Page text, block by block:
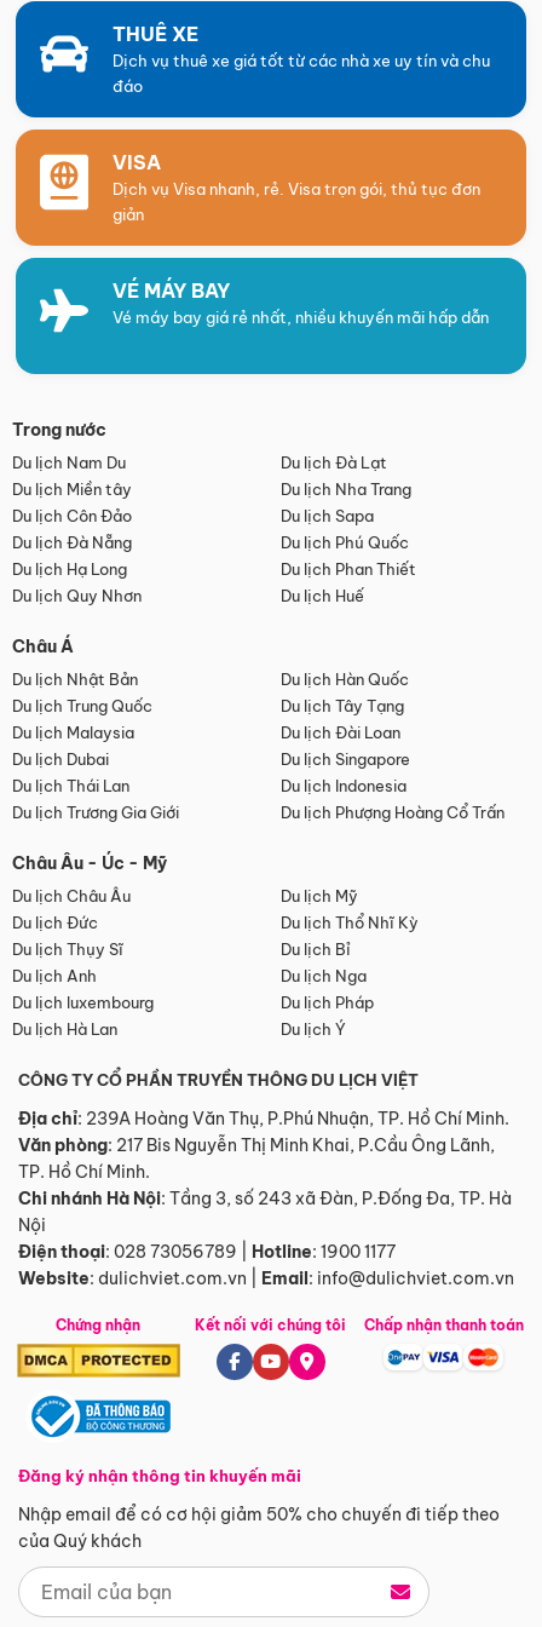
THUÊ XE
Dịch vụ thuê xe giá tốt từ các nhà xe uy tín và chu
đáo
VISA
Dịch vụ Visa nhanh, rẻ. Visa trọn gói, thủ tục đơn
giản
VÉ MÁY BAY
Vé máy bay giá rẻ nhất, nhiều khuyến mãi hấp dẫn
Trong nước
Du lịch Nam Du
Du lịch Đà Lạt
Du lịch Miền tây
Du lịch Nha Trang
Du lịch Côn Đảo
Du lịch Sapa
Du lịch Đà Nẵng
Du lịch Phú Quốc
Du lịch Hạ Long
Du lịch Phan Thiết
Du lịch Quy Nhơn
Du lịch Huế
Châu Á
Du lịch Nhật Bản
Du lịch Hàn Quốc
Du lịch Trung Quốc
Du lịch Tây Tạng
Du lịch Malaysia
Du lịch Đài Loan
Du lịch Dubai
Du lịch Singapore
Du lịch Thái Lan
Du lịch Indonesia
Du lịch Trương Gia Giới
Du lịch Phượng Hoàng Cổ Trấn
Châu Âu - Úc - Mỹ
Du lịch Châu Âu
Du lịch Mỹ
Du lịch Đức
Du lịch Thổ Nhĩ Kỳ
Du lịch Thụy Sĩ
Du lịch Bỉ
Du lịch Anh
Du lịch Nga
Du lịch luxembourg
Du lịch Pháp
Du lịch Hà Lan
Du lịch Ý
CÔNG TY CỔ PHẦN TRUYỀN THÔNG DU LỊCH VIỆT
Địa chỉ: 239A Hoàng Văn Thụ, P.Phú Nhuận, TP. Hồ Chí Minh.
Văn phòng: 217 Bis Nguyễn Thị Minh Khai, P.Cầu Ông Lãnh,
TP. Hồ Chí Minh.
Chi nhánh Hà Nội: Tầng 3, số 243 xã Đàn, P.Đống Đa, TP. Hà
Nội
Điện thoại: 028 73056789 Hotline: 1900 1177
Website: dulichviet.com.vn Email: info@dulichviet.com.vn
Chứng nhận
Đăng ký nhận thông tin khuyến mãi
Nhập email để có cơ hội giảm 50% cho chuyến đi tiếp theo
của Quý khách
Kết nối với chúng tôi Chấp nhận thanh toán